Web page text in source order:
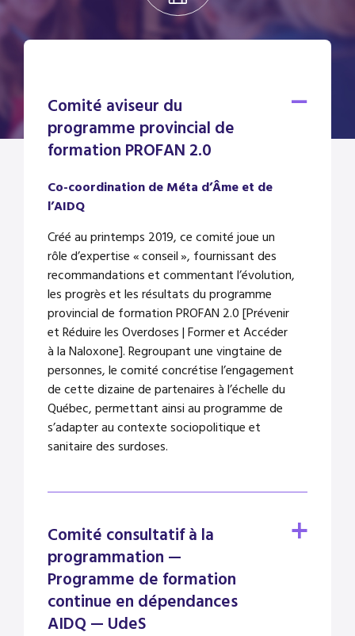
Comité aviseur du
programme provincial de
formation PROFAN 2.0
Co-coordination de Méta d’Âme et de
l’AIDQ
Créé au printemps 2019, ce comité joue un
rôle d’expertise « conseil », fournissant des
recommandations et commentant l’évolution,
les progrès et les résultats du programme
provincial de formation PROFAN 2.0 [Prévenir
et Réduire les Overdoses | Former et Accéder
à la Naloxone]. Regroupant une vingtaine de
personnes, le comité concrétise l’engagement
de cette dizaine de partenaires à l’échelle du
Québec, permettant ainsi au programme de
s’adapter au contexte sociopolitique et
sanitaire des surdoses.
Comité consultatif à la
programmation —
Programme de formation
continue en dépendances
AIDQ — UdeS